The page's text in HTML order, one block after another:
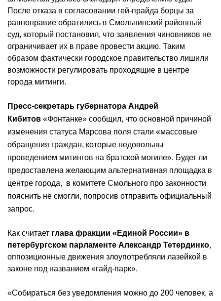
После отказа в согласовании гей-прайда борцы за
равноправие обратились в Смольнинский районный
суд, который постановил, что заявления чиновников не
ограничивает их в праве провести акцию. Таким
образом фактически городское правительство лишили
возможности регулировать проходящие в центре
города митинги.
Пресс-секретарь губернатора Андрей
Кибитов «Фонтанке» сообщил, что основной причиной
изменения статуса Марсова поля стали «массовые
обращения граждан, которые недовольны
проведением митингов на братской могиле». Будет ли
предоставлена желающим альтернативная площадка в
центре города, в комитете Смольного про законности
пояснить не смогли, попросив отправить официальный
запрос.
Как считает глава фракции «Единой России» в
петербургском парламенте Александр Тетердинко,
оппозиционные движения злоупотребляли лазейкой в
законе под названием «гайд-парк».
«Собираться без уведомления можно до 200 человек, а